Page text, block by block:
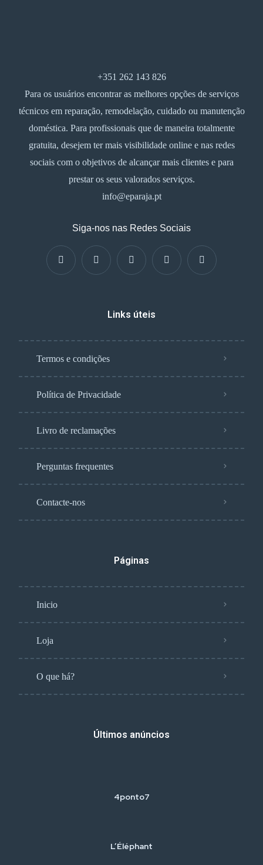
+351 262 143 826
Para os usuários encontrar as melhores opções de serviços
técnicos em reparação, remodelação, cuidado ou manutenção
doméstica. Para profissionais que de maneira totalmente
gratuita, desejem ter mais visibilidade online e nas redes
sociais com o objetivos de alcançar mais clientes e para
prestar os seus valorados serviços.
info@eparaja.pt
Siga-nos nas Redes Sociais
Links úteis
Termos e condições
Política de Privacidade
Livro de reclamações
Perguntas frequentes
Contacte-nos
Páginas
Inicio
Loja
O que há?
Últimos anúncios
4ponto7
L’Éléphant